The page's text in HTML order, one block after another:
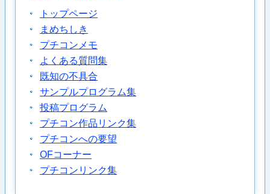
トップページ
まめちしき
プチコンメモ
よくある質問集
既知の不具合
サンプルプログラム集
投稿プログラム
プチコン作品リンク集
プチコンへの要望
OFコーナー
プチコンリンク集